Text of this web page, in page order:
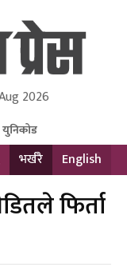
Pvt Ltd.
2026
युनिकोड
भर्खरै English
फिर्ता